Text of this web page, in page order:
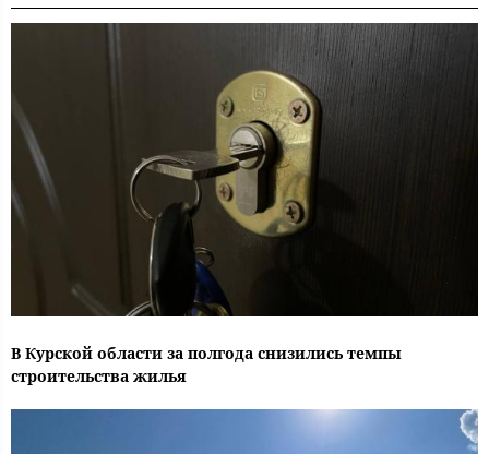
В Курской области за полгода снизились темпы
строительства жилья